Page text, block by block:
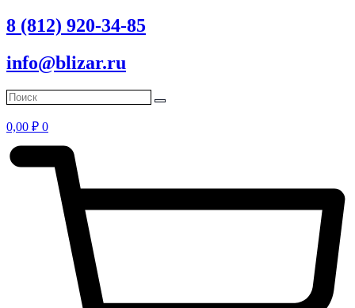
8 (812) 920-34-85
info@blizar.ru
0,00 ₽ 0